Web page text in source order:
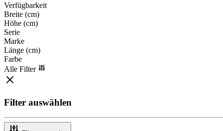
Verfügbarkeit
Breite (cm)
Höhe (cm)
Serie
Marke
Länge (cm)
Farbe
Alle Filter
Filter auswählen